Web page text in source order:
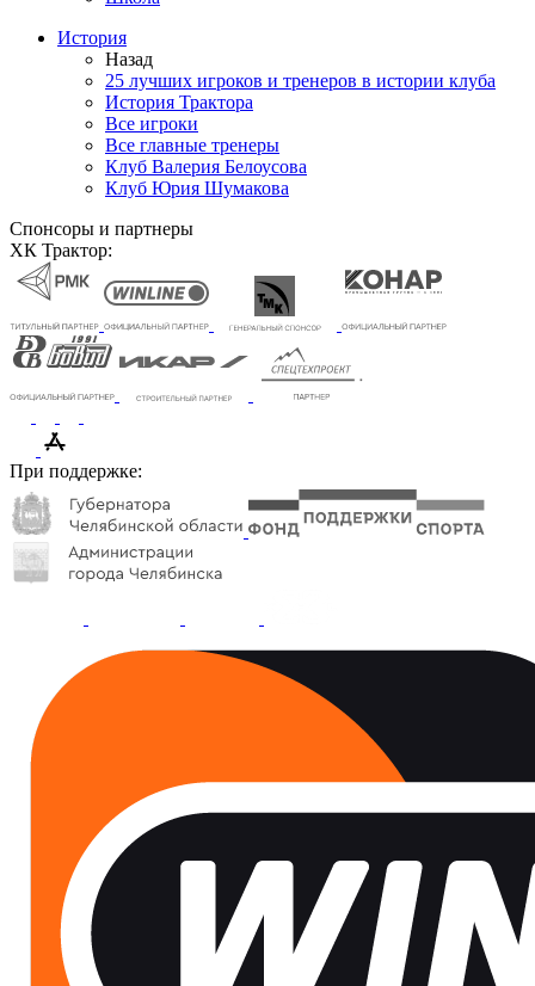
История
Назад
25 лучших игроков и тренеров в истории клуба
История Трактора
Все игроки
Все главные тренеры
Клуб Валерия Белоусова
Клуб Юрия Шумакова
Спонсоры и партнеры
ХК Трактор:
При поддержке: